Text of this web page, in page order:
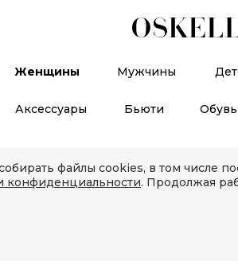
Женщины Мужчины
Аксессуары Бьюти Обувь
файлы cookies, в том числе
конфиденциальности. Продолжая